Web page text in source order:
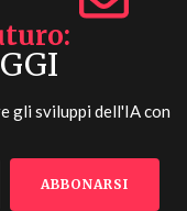
gli sviluppi dell'IA con